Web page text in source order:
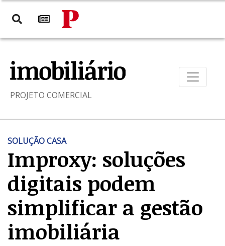
PROJETO COMERCIAL
SOLUÇÃO CASA
Improxy: soluções
digitais podem
simplificar a gestão
imobiliária